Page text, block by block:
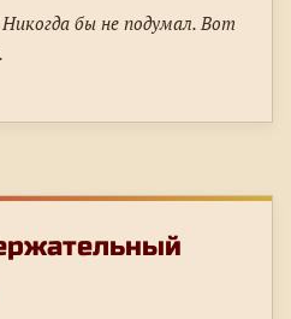
бы не подумал. Вот